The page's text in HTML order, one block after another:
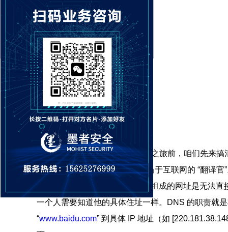
在正式开启修复 DNSlog 的技术之旅前，咱们先来
Name System） ，它的作用相当于互联网的 “翻译
址，对于计算机而言，这些字母组成的网址是无法
一个人需要知道他的具体住址一样。DNS 的职责就
“www.baidu.com” 到具体 IP 地址（如